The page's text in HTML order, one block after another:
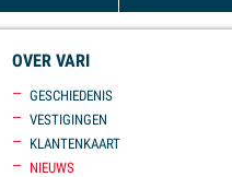
OVER VARI
GESCHIEDENIS
VESTIGINGEN
KLANTENKAART
NIEUWS